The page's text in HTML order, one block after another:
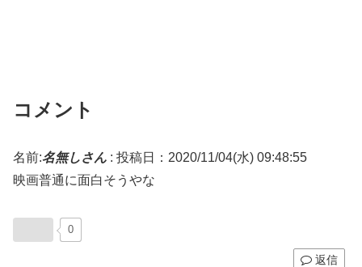
コメント
名前:名無しさん : 投稿日：2020/11/04(水) 09:48:55
映画普通に面白そうやな
0
返信